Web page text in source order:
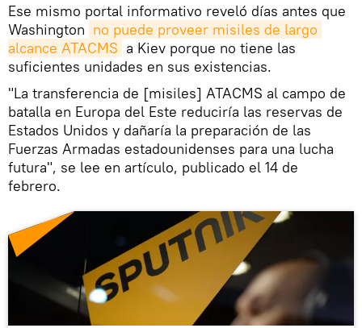
Ese mismo portal informativo reveló días antes que
Washington no puede proveer misiles de largo
alcance ATACMS a Kiev porque no tiene las
suficientes unidades en sus existencias.
"La transferencia de [misiles] ATACMS al campo de
batalla en Europa del Este reduciría las reservas de
Estados Unidos y dañaría la preparación de las
Fuerzas Armadas estadounidenses para una lucha
futura", se lee en artículo, publicado el 14 de
febrero.